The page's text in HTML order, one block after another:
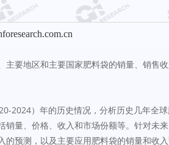
主要地区和主要国家肥料袋的销量、销售
2024）年的历史情况，分析历史几年全
销量、价格、收入和市场份额等。针对未
的预测，以及主要应用肥料袋的销量和收入